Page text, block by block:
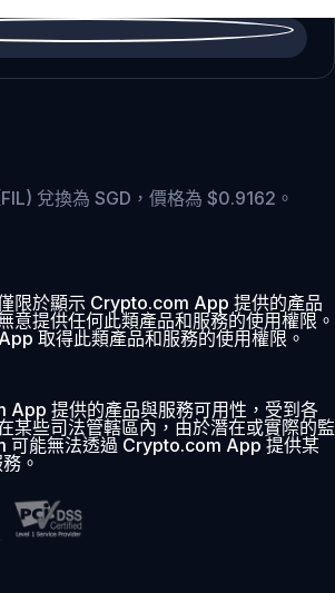
兌換為 SGD，價格為 $0.9162。
限於顯示 Crypto.com App 提供的產品
意提供任何此類產品和服務的使用權限。
取得此類產品和服務的使用權限。
提供的產品與服務可用性，受到各
某些司法管轄區內，由於潛在或實際的監
可能無法透過 Crypto.com App 提供某
。